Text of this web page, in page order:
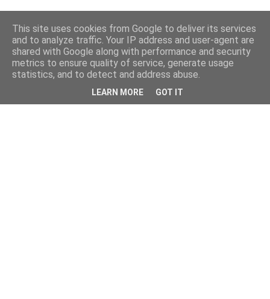
This site uses cookies from Google to deliver its services
and to analyze traffic. Your IP address and user-agent are
shared with Google along with performance and security
metrics to ensure quality of service, generate usage
statistics, and to detect and address abuse.
LEARN MORE GOT IT